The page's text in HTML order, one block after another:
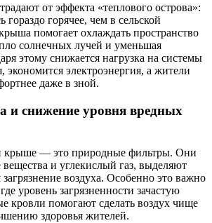
от эффекта «теплового острова»:
гораздо горячее, чем в сельской
помогает охлаждать пространство
солнечных лучей и уменьшая
этому снижается нагрузка на системы
экономится электроэнергия, а жители
даже в зной.
и снижение уровня вредных
крыше — это природные фильтры. Они
и углекислый газ, выделяют
воздуха. Особенно это важно
уровень загрязненности зачастую
кровли помогают сделать воздух чище
здоровья жителей.